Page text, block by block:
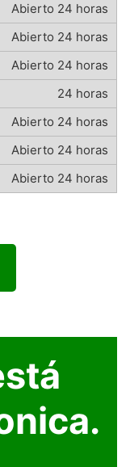
Abierto 24 horas
Abierto 24 horas
Abierto 24 horas
24 horas
Abierto 24 horas
Abierto 24 horas
Abierto 24 horas